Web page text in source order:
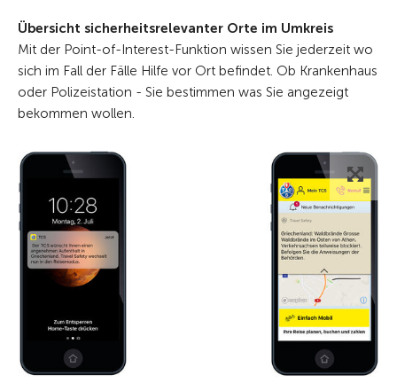
Übersicht sicherheitsrelevanter Orte im Umkreis
Mit der Point-of-Interest-Funktion wissen Sie jederzeit wo
sich im Fall der Fälle Hilfe vor Ort befindet. Ob Krankenhaus
oder Polizeistation - Sie bestimmen was Sie angezeigt
bekommen wollen.